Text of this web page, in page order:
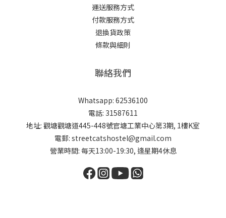
運送服務方式
付款服務方式
退換貨政策
條款與細則
聯絡我們
Whatsapp: 62536100
電話: 31587611
地址: 觀塘觀塘道445-448號官塘工業中心第3期, 1樓K室
電郵: streetcatshostel@gmail.com
營業時間: 每天13:00-19:30, 逢星期4休息